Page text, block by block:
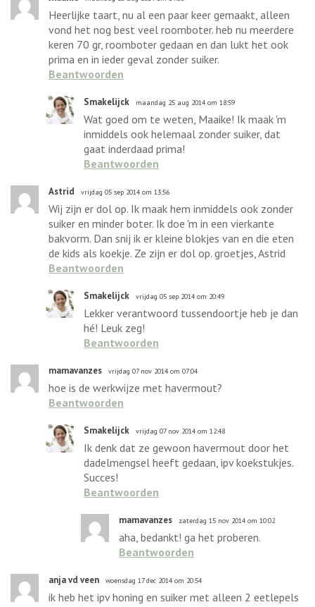
Heerlijke taart, nu al een paar keer gemaakt, alleen
vond het nog best veel roomboter. heb nu meerdere
keren 70 gr, roomboter gedaan en dan lukt het ook
prima en in ieder geval zonder suiker.
Beantwoorden
Smakelijck maandag 25 aug 2014 om 18:59
Wat goed om te weten, Maaike! Ik maak 'm
inmiddels ook helemaal zonder suiker, dat
gaat inderdaad prima!
Beantwoorden
Astrid vrijdag 05 sep 2014 om 13:56
Wij zijn er dol op. Ik maak hem inmiddels ook zonder
suiker en minder boter. Ik doe 'm in een vierkante
bakvorm. Dan snij ik er kleine blokjes van en die eten
de kids als koekje. Ze zijn er dol op. groetjes, Astrid
Beantwoorden
Smakelijck vrijdag 05 sep 2014 om 20:49
Lekker verantwoord tussendoortje heb je dan
hé! Leuk zeg!
Beantwoorden
mamavanzes vrijdag 07 nov 2014 om 07:04
hoe is de werkwijze met havermout?
Beantwoorden
Smakelijck vrijdag 07 nov 2014 om 12:48
Ik denk dat ze gewoon havermout door het
dadelmengsel heeft gedaan, ipv koekstukjes.
Succes!
Beantwoorden
mamavanzes zaterdag 15 nov 2014 om 10:02
aha, bedankt! ga het proberen.
Beantwoorden
anja vd veen woensdag 17 dec 2014 om 20:54
ik heb het ipv honing en suiker met alleen 2 eetlepels